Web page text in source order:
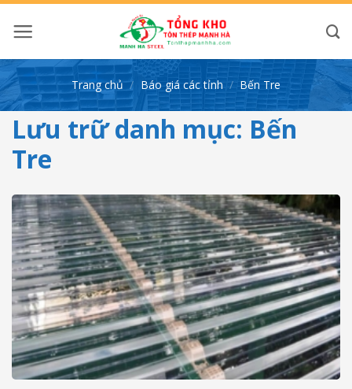
qua
nội
dung
Trang chủ / Báo giá các tỉnh / Bến Tre
Lưu trữ danh mục: Bến
Tre